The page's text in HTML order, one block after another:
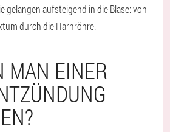
gelangen aufsteigend in die Blase: von
durch die Harnröhre.
MAN EINER